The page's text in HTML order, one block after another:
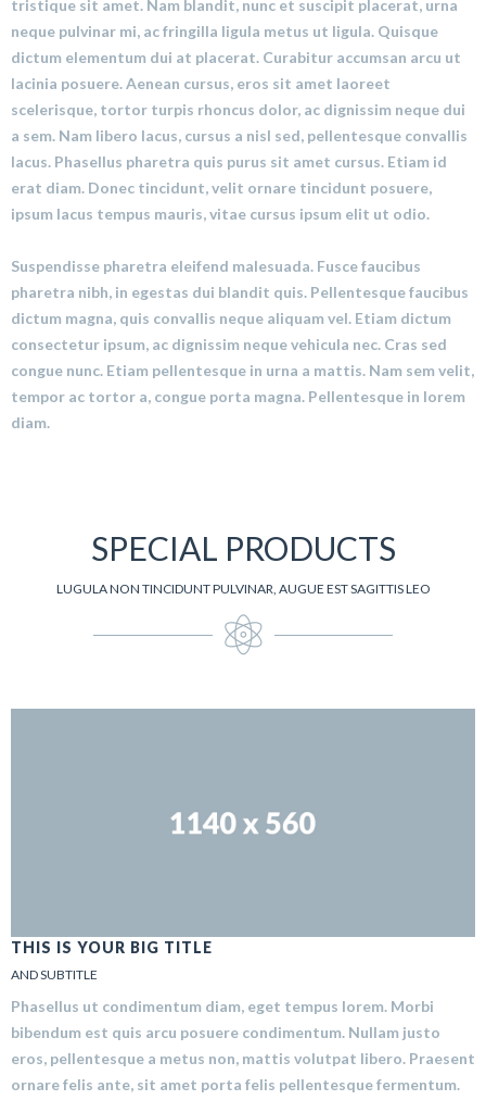
tristique sit amet. Nam blandit, nunc et suscipit placerat, urna
neque pulvinar mi, ac fringilla ligula metus ut ligula. Quisque
dictum elementum dui at placerat. Curabitur accumsan arcu ut
lacinia posuere. Aenean cursus, eros sit amet laoreet
scelerisque, tortor turpis rhoncus dolor, ac dignissim neque dui
a sem. Nam libero lacus, cursus a nisl sed, pellentesque convallis
lacus. Phasellus pharetra quis purus sit amet cursus. Etiam id
erat diam. Donec tincidunt, velit ornare tincidunt posuere,
ipsum lacus tempus mauris, vitae cursus ipsum elit ut odio.
Suspendisse pharetra eleifend malesuada. Fusce faucibus
pharetra nibh, in egestas dui blandit quis. Pellentesque faucibus
dictum magna, quis convallis neque aliquam vel. Etiam dictum
consectetur ipsum, ac dignissim neque vehicula nec. Cras sed
congue nunc. Etiam pellentesque in urna a mattis. Nam sem velit,
tempor ac tortor a, congue porta magna. Pellentesque in lorem
diam.
SPECIAL PRODUCTS
LUGULA NON TINCIDUNT PULVINAR, AUGUE EST SAGITTIS LEO
THIS IS YOUR BIG TITLE
AND SUBTITLE
Phasellus ut condimentum diam, eget tempus lorem. Morbi
bibendum est quis arcu posuere condimentum. Nullam justo
eros, pellentesque a metus non, mattis volutpat libero. Praesent
ornare felis ante, sit amet porta felis pellentesque fermentum.